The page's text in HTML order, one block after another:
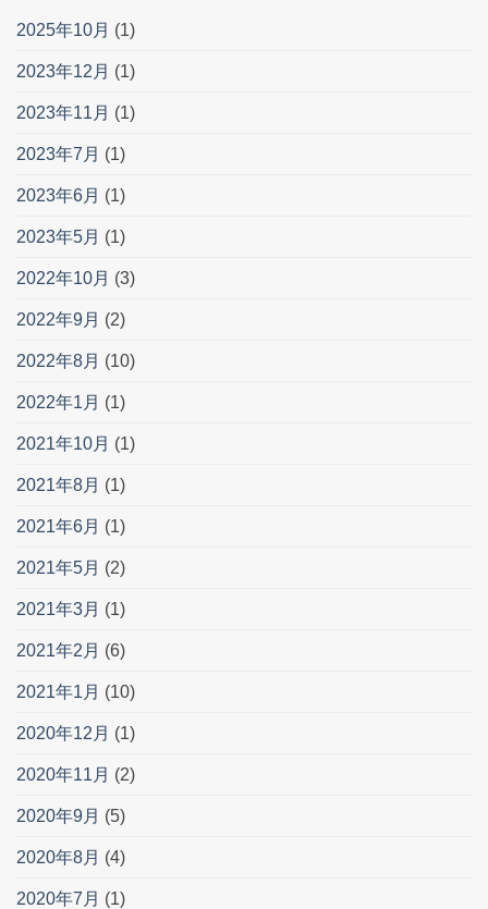
2025年10月 (1)
2023年12月 (1)
2023年11月 (1)
2023年7月 (1)
2023年6月 (1)
2023年5月 (1)
2022年10月 (3)
2022年9月 (2)
2022年8月 (10)
2022年1月 (1)
2021年10月 (1)
2021年8月 (1)
2021年6月 (1)
2021年5月 (2)
2021年3月 (1)
2021年2月 (6)
2021年1月 (10)
2020年12月 (1)
2020年11月 (2)
2020年9月 (5)
2020年8月 (4)
2020年7月 (1)